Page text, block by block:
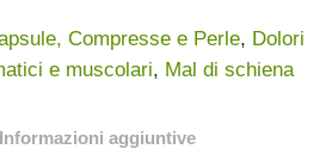
Compresse e Perle, Dolori
e muscolari, Mal di schiena
Informazioni aggiuntive